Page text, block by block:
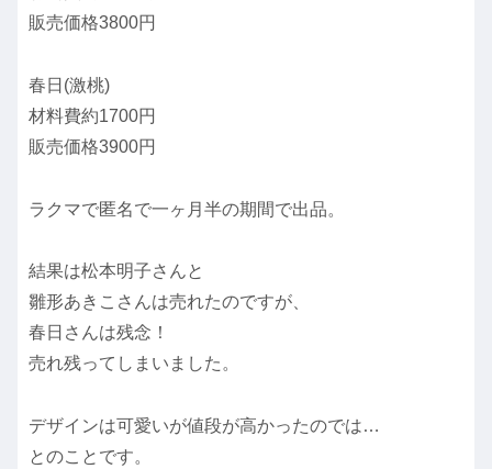
販売価格3800円
春日(激桃)
材料費約1700円
販売価格3900円
ラクマで匿名で一ヶ月半の期間で出品。
結果は松本明子さんと
雛形あきこさんは売れたのですが、
春日さんは残念！
売れ残ってしまいました。
デザインは可愛いが値段が高かったのでは…
とのことです。